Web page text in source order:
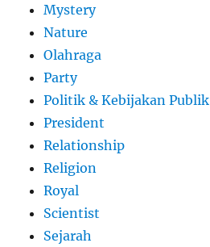
Mystery
Nature
Olahraga
Party
Politik & Kebijakan Publik
President
Relationship
Religion
Royal
Scientist
Sejarah